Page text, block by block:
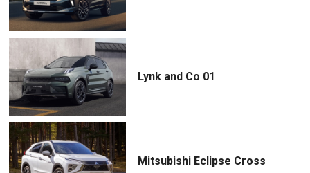
Lynk and Co 01
Mitsubishi Eclipse Cross